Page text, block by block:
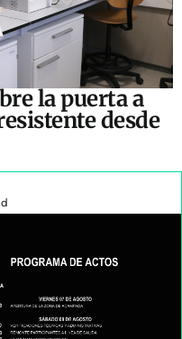
la puerta a
desde